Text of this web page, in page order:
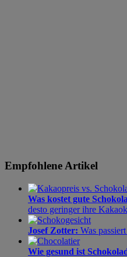
Empfohlene Artikel
Was kostet gute
desto geringer ihre
Josef Zotter: Was
Wie gesund ist